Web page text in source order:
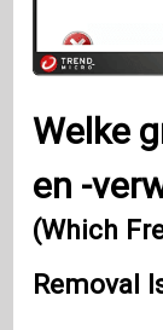
Welke
en -
(Which
Removal